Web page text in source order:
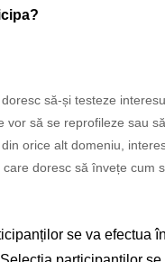
să-și testeze
vor să se reprofileze sau
orice alt domeniu,
doresc să învețe cum
se va efectua